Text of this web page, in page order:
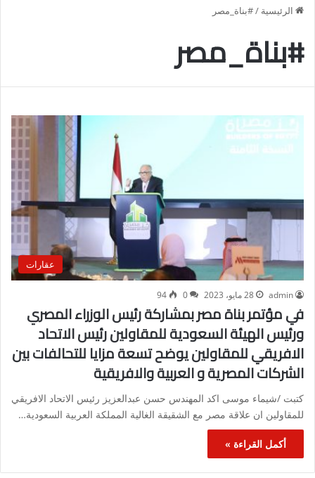
الرئيسية /#بناة_مصر
#بناة_مصر
عقارات
admin 28 مايو، 2023 0
94
في مؤتمر بناة مصر بمشاركة رئيس الوزراء المصري
ورئيس الهيئة السعودية للمقاولين رئيس الاتحاد
الافريقي للمقاولين يوضح تسعة مزايا للتحالفات بين
الشركات المصرية و العربية والافريقية
كتبت /شيماء موسى اكد المهندس حسن عبدالعزيز رئيس الاتحاد الافريقي
للمقاولين ان علاقة مصر مع الشقيقة الغالية المملكة العربية السعودية…
أكمل القراءة »